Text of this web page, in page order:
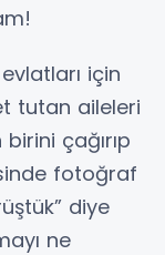
için
tutan aileleri
çağırıp
fotoğraf
diye
ne